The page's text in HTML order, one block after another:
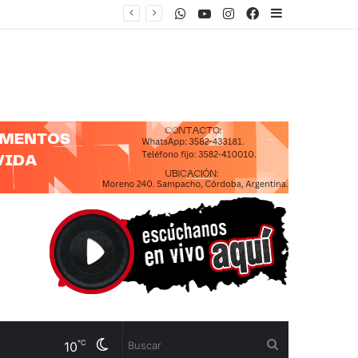
Facebook
Instagram
Youtube
WhatsApp
Cambiar
10℃